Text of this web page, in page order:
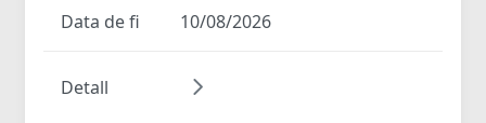
Data de fi 10/08/2026
Detall